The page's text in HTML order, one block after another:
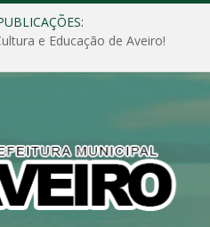
e Educação de Aveiro!